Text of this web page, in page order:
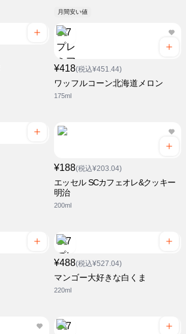
月間安い値
¥418(税込¥451.44)
ワッフルコーン北海道メロン
175ml
¥188(税込¥203.04)
エッセル SCカフェオレ&クッキー
明治
200ml
¥488(税込¥527.04)
マンゴー大好きな白くま
220ml